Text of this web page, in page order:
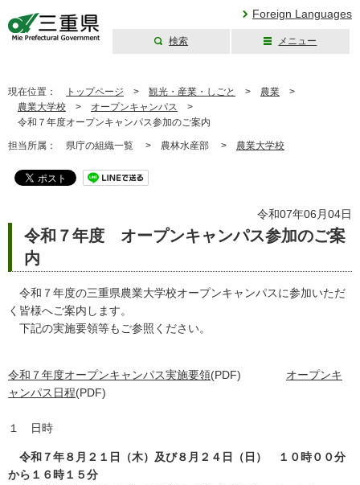
Foreign Languages
検索 メニュー
現在位置： トップページ > 観光・産業・しごと > 農業 >
農業大学校 > オープンキャンパス >
令和７年度オープンキャンパス参加のご案内
担当所属： 県庁の組織一覧 > 農林水産部 > 農業大学校
令和07年06月04日
令和７年度 オープンキャンパス参加のご案
内
令和７年度の三重県農業大学校オープンキャンパスに参加いただ
く皆様へご案内します。
下記の実施要領等もご参照ください。
令和７年度オープンキャンパス実施要領(PDF) オープンキ
ャンパス日程(PDF)
１ 日時
令和７年８月２１日（木）及び８月２４日（日） １０時００分
から１６時１５分